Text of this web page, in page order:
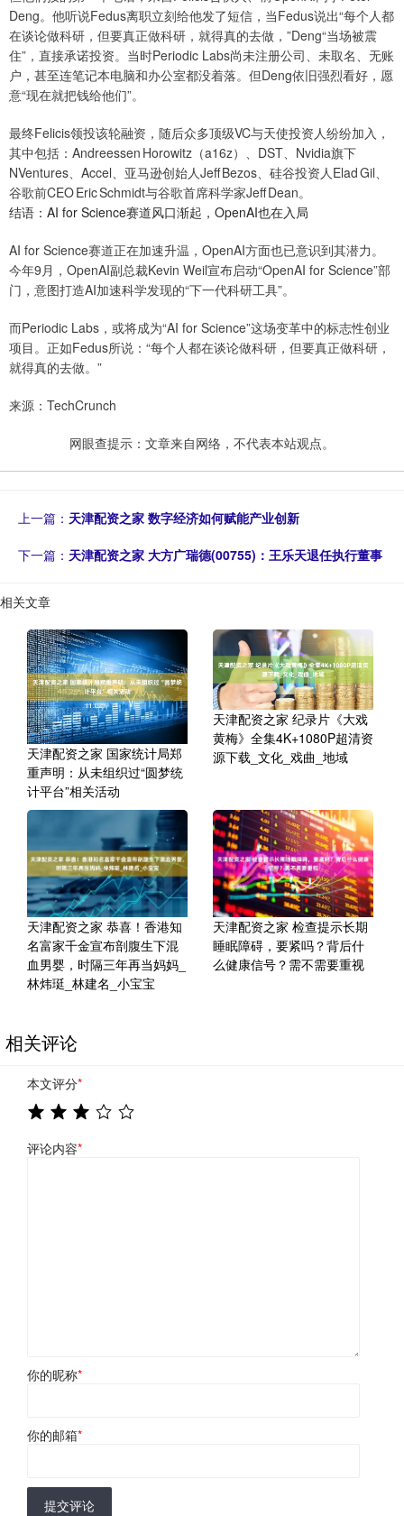
Deng。他听说Fedus离职立刻给他发了短信，当Fedus说出“每个人都
在谈论做科研，但要真正做科研，就得真的去做，”Deng“当场被震
住”，直接承诺投资。当时Periodic Labs尚未注册公司、未取名、无账
户，甚至连笔记本电脑和办公室都没着落。但Deng依旧强烈看好，愿
意“现在就把钱给他们”。
最终Felicis领投该轮融资，随后众多顶级VC与天使投资人纷纷加入，
其中包括：Andreessen Horowitz（a16z）、DST、Nvidia旗下
NVentures、Accel、亚马逊创始人Jeff Bezos、硅谷投资人Elad Gil、
谷歌前CEO Eric Schmidt与谷歌首席科学家Jeff Dean。
结语：AI for Science赛道风口渐起，OpenAI也在入局
AI for Science赛道正在加速升温，OpenAI方面也已意识到其潜力。
今年9月，OpenAI副总裁Kevin Weil宣布启动“OpenAI for Science”部
门，意图打造AI加速科学发现的“下一代科研工具”。
而Periodic Labs，或将成为“AI for Science”这场变革中的标志性创业
项目。正如Fedus所说：“每个人都在谈论做科研，但要真正做科研，
就得真的去做。”
来源：TechCrunch
网眼查提示：文章来自网络，不代表本站观点。
上一篇： 天津配资之家 数字经济如何赋能产业创新
下一篇： 天津配资之家 大方广瑞德(00755)：王乐天退任执行董事
相关文章
天津配资之家 国家统计局郑
重声明：从未组织过“圆梦统
计平台”相关活动
天津配资之家 纪录片《大戏
黄梅》全集4K+1080P超清资
源下载_文化_戏曲_地域
天津配资之家 恭喜！香港知
名富家千金宣布剖腹生下混
血男婴，时隔三年再当妈妈_
林炜珽_林建名_小宝宝
天津配资之家 检查提示长期
睡眠障碍，要紧吗？背后什
么健康信号？需不需要重视
相关评论
本文评分*
评论内容*
你的昵称*
你的邮箱*
提交评论